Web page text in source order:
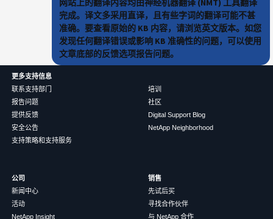
网站上的翻译内容均由神经机器翻译 (NMT) 工具翻译
完成。译文多采用直译，且有些字词的翻译可能不甚
准确。要查看原始的 KB 内容，请浏览英文版本。如您
发现任何翻译错误或影响 KB 准确性的问题，可以使用
文章底部的反馈选项报告问题。
更多支持信息
联系支持部门
报告问题
提供反馈
安全公告
支持策略和支持服务
培训
社区
Digital Support Blog
NetApp Neighborhood
公司
新闻中心
活动
NetApp Insight
销售
先试后买
寻找合作伙伴
与 NetApp 合作